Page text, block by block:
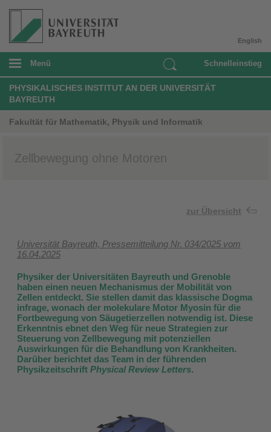
English
Menü Schnelleinstieg
PHYSIKALISCHES INSTITUT AN DER UNIVERSITÄT
BAYREUTH
Fakultät für Mathematik, Physik und Informatik
Zellbewegung ohne Motoren
zur Übersicht
Universität Bayreuth, Pressemitteilung Nr. 034/2025 vom
16.04.2025
Physiker der Universitäten Bayreuth und Grenoble
haben einen neuen Mechanismus der Mobilität von
Zellen entdeckt. Sie stellen damit das klassische Dogma
infrage, wonach der molekulare Motor Myosin für die
Fortbewegung von Säugetierzellen notwendig ist. Diese
Erkenntnis ebnet den Weg für neue Strategien zur
Steuerung von Zellbewegung mit potenziellen
Auswirkungen für die Behandlung von Krankheiten.
Darüber berichtet das Team in der führenden
Physikzeitschrift Physical Review Letters.